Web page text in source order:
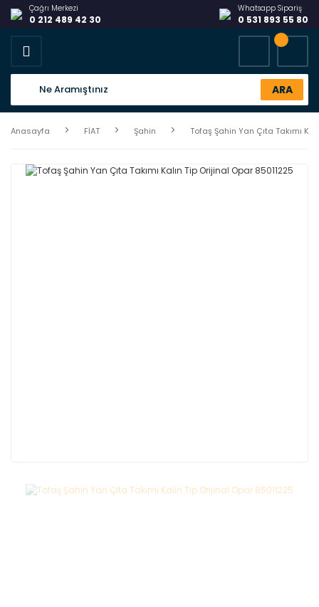
Çağrı Merkezi
0 212 489 42 30
Whatsapp Sipariş
0 531 893 55 80
ARA
Anasayfa FİAT Şahin Tofaş Şahin Yan Çıta Takımı